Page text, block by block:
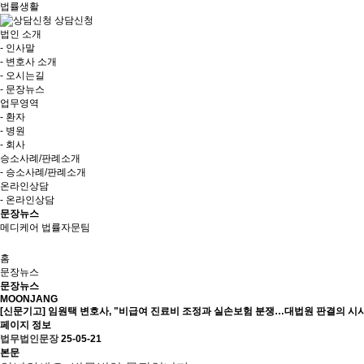
법률생활
상담신청
법인 소개
- 인사말
- 변호사 소개
- 오시는길
- 문장뉴스
업무영역
- 환자
- 병원
- 회사
승소사례/판례소개
- 승소사례/판례소개
온라인상담
- 온라인상담
문장뉴스
메디케어 법률자문팀
홈
문장뉴스
문장뉴스
MOONJANG
[신문기고] 임원택 변호사, "비급여 진료비 조정과 실손보험 분쟁…대법원 판결의 시
페이지 정보
법무법인문장 25-05-21
본문